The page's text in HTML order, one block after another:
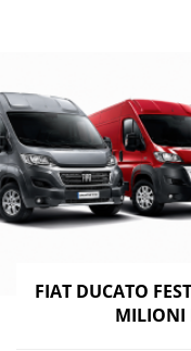
FIAT DUCATO
MILIONI